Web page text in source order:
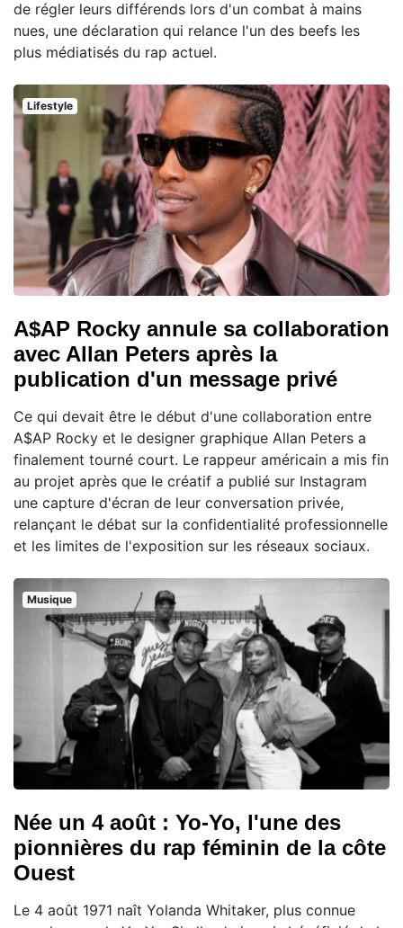
de régler leurs différends lors d'un combat à mains
nues, une déclaration qui relance l'un des beefs les
plus médiatisés du rap actuel.
Lifestyle
A$AP Rocky annule sa collaboration
avec Allan Peters après la
publication d'un message privé
Ce qui devait être le début d'une collaboration entre
A$AP Rocky et le designer graphique Allan Peters a
finalement tourné court. Le rappeur américain a mis fin
au projet après que le créatif a publié sur Instagram
une capture d'écran de leur conversation privée,
relançant le débat sur la confidentialité professionnelle
et les limites de l'exposition sur les réseaux sociaux.
Musique
Née un 4 août : Yo-Yo, l'une des
pionnières du rap féminin de la côte
Ouest
Le 4 août 1971 naît Yolanda Whitaker, plus connue